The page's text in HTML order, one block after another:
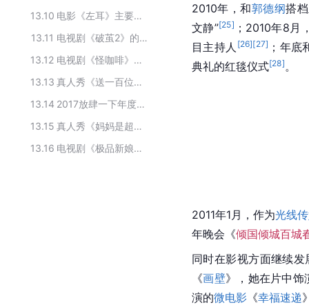
13.10
电影《左耳》主要演员
13.11
电视剧《破茧2》的主要演员
13.12
电视剧《怪咖啡》参演演员
13.13
真人秀《送一百位女孩回家》第三季的主要演员
13.14
2017放肆一下年度影视风尚人物奖获得者
13.15
真人秀《妈妈是超人 第二季》主要演员
13.16
电视剧《极品新娘》的主演人员及配音
2010年，和郭德纲搭
文静”[25] ；2010年8月
目主持人 [26][27] ；年
典礼的红毯仪式[28] 。
2011年1月，作为光线
年晚会《倾国倾城百城
同时在影视方面继续
《画壁》，她在片中饰
演的微电影 《幸福速递